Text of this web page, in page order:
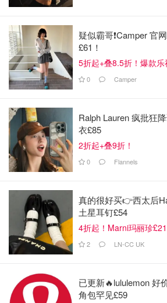
③将腌好的桃子倒入锅子加入冰糖小火
分钟后加入柠檬汁疑似霸哥❗️Camper 官
£61！
5折起+叠8.5折！爆款乐
0 Camper
Ralph Lauren 疯批狂
衣£85
2折起+叠9折！
0 Flannels
真的很好买👉西太后
土星耳钉£54
4折起！Marni玛丽珍
2 LN-CC UK
已更新🔥lululemon 好
角包罕见£59